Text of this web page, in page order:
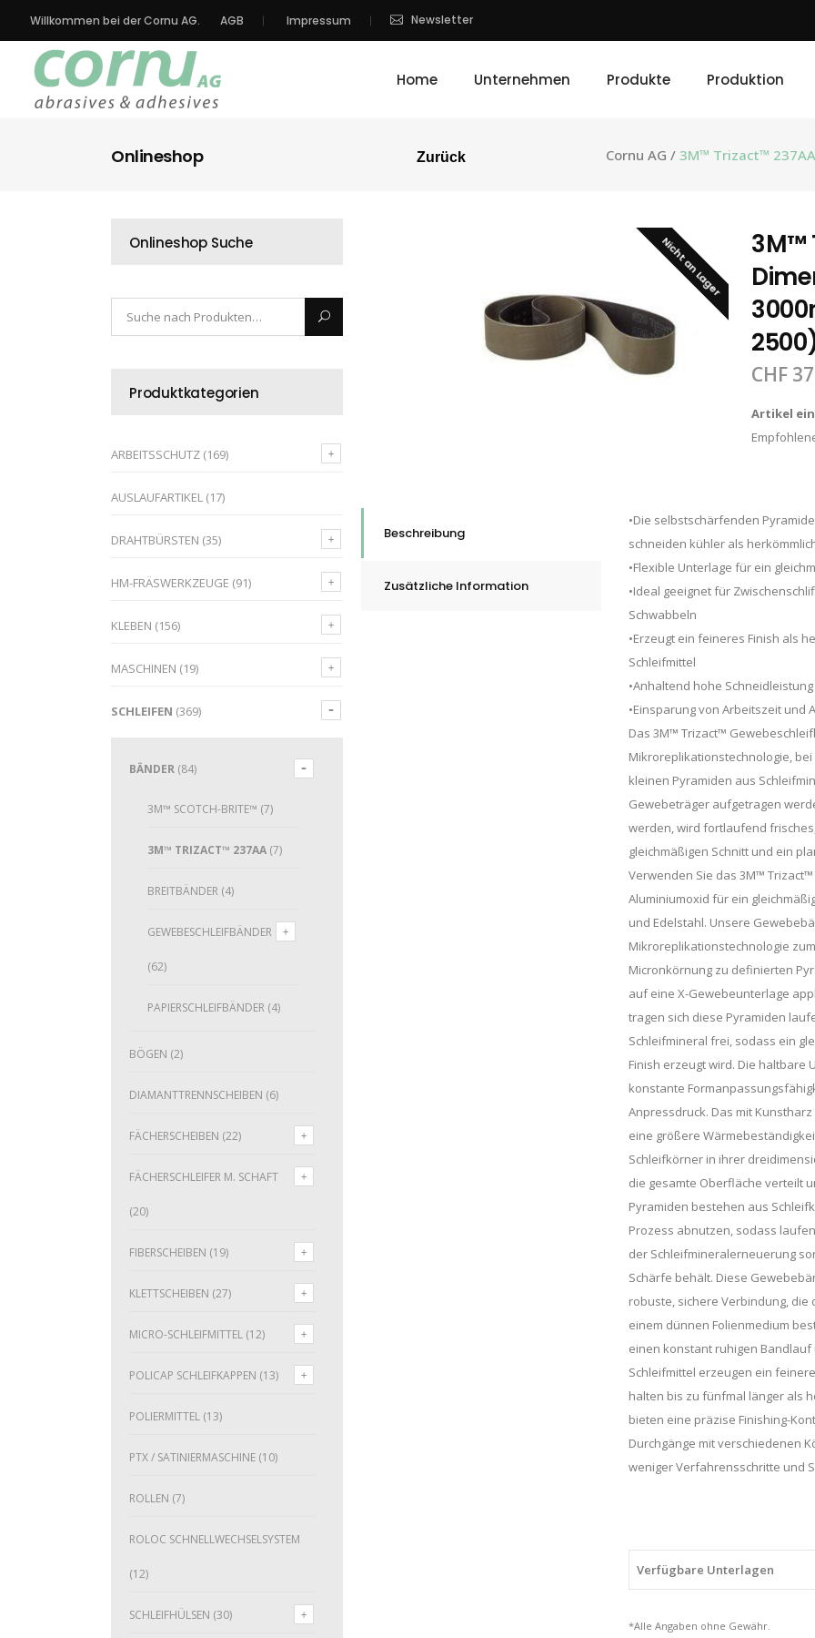
Willkommen bei der Cornu AG. AGB Impressum Newsletter
Home Unternehmen Produkte Produktion
Onlineshop Cornu AG / 3M™ Trizact™
Zurück
Onlineshop Suche
Produktkategorien
ARBEITSSCHUTZ (169)
AUSLAUFARTIKEL (17)
DRAHTBÜRSTEN (35)
HM-FRÄSWERKZEUGE (91)
KLEBEN (156)
MASCHINEN (19)
SCHLEIFEN (369)
BÄNDER (84)
3M™ SCOTCH-BRITE™ (7)
3M™ TRIZACT™ 237AA (7)
BREITBÄNDER (4)
GEWEBESCHLEIFBÄNDER
(62)
PAPIERSCHLEIFBÄNDER (4)
BÖGEN (2)
DIAMANTTRENNSCHEIBEN (6)
FÄCHERSCHEIBEN (22)
FÄCHERSCHLEIFER M. SCHAFT
(20)
FIBERSCHEIBEN (19)
KLETTSCHEIBEN (27)
MICRO-SCHLEIFMITTEL (12)
POLICAP SCHLEIFKAPPEN (13)
POLIERMITTEL (13)
PTX / SATINIERMASCHINE (10)
ROLLEN (7)
ROLOC SCHNELLWECHSELSYSTEM
(12)
SCHLEIFHÜLSEN (30)
Nicht an Lager
3M™
CHF
Artikel
Beschreibung
Zusätzliche Information
•Die selbstschärfenden
schneiden kühler als
•Flexible Unterlage für ein
•Ideal geeignet für
Schwabbeln
•Erzeugt ein feineres Finish als
Schleifmittel
•Anhaltend hohe Schneidleistung
•Einsparung von Arbeitszeit und
Das 3M™ Trizact™
Mikroreplikationstechnologie,
kleinen Pyramiden aus
Gewebeträger aufgetragen
werden, wird fortlaufend
gleichmäßigen Schnitt und ein
Verwenden Sie das 3M™
Aluminiumoxid für ein
und Edelstahl. Unsere
Mikroreplikationstechnologie
Micronkörnung zu definierten
auf eine X-Gewebeunterlage
tragen sich diese Pyramiden
Schleifmineral frei, sodass ein
Finish erzeugt wird. Die haltbare
konstante
Anpressdruck. Das mit
eine größere
Schleifkörner in ihrer
die gesamte Oberfläche verteilt
Pyramiden bestehen aus
Prozess abnutzen, sodass
der Schleifmineralerneuerung
Schärfe behält. Diese
robuste, sichere Verbindung,
einem dünnen Folienmedium
einen konstant ruhigen Bandlauf
Schleifmittel erzeugen ein
halten bis zu fünfmal länger als
bieten eine präzise Finishing-
Durchgänge mit verschiedenen
weniger Verfahrensschritte und
Verfügbare Unterlagen
*Alle Angaben ohne Gewähr.